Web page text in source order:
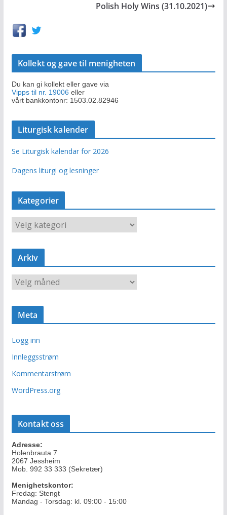
Polish Holy Wins (31.10.2021)
Kollekt og gave til menigheten
Du kan gi kollekt eller gave via
Vipps til nr. 19006 eller
vårt bankkontonr: 1503.02.82946
Liturgisk kalender
Se Liturgisk kalendar for 2026
Dagens liturgi og lesninger
Kategorier
K
a
e
o
i
r
Arkiv
A
r
i
Meta
Logg inn
Innleggsstrøm
Kommentarstrøm
WordPress.org
Kontakt oss
Adresse:
Holenbrauta 7
2067 Jessheim
Mob. 992 33 333 (Sekretær)
Menighetskontor:
Fredag: Stengt
Mandag - Torsdag: kl. 09:00 - 15:00